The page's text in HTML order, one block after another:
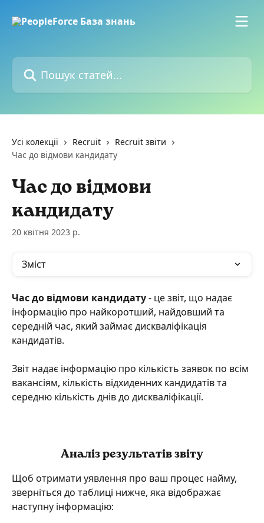
Пошук статей...
Усі колекції Recruit
Recruit звіти
Час до відмови кандидату
Час до відмови
кандидату
20 квітня 2023 р.
Зміст
Час до відмови кандидату - це звіт, що надає
інформацію про найкоротший, найдовший та
середній час, який займає дискваліфікація
кандидатів.
Звіт надає інформацію про кількість заявок по всім
вакансіям, кількість відхиденних кандидатів та
середню кількість днів до дискваліфікації.
Аналіз результатів звіту
Щоб отримати уявлення про ваш процес найму,
зверніться до таблиці нижче, яка відображає
наступну інформацію: